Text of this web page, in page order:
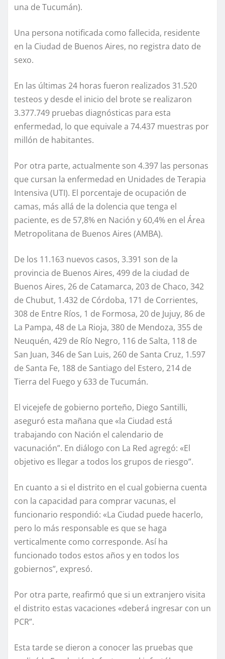
una de Tucumán).
Una persona notificada como fallecida, residente
en la Ciudad de Buenos Aires, no registra dato de
sexo.
En las últimas 24 horas fueron realizados 31.520
testeos y desde el inicio del brote se realizaron
3.377.749 pruebas diagnósticas para esta
enfermedad, lo que equivale a 74.437 muestras por
millón de habitantes.
Por otra parte, actualmente son 4.397 las personas
que cursan la enfermedad en Unidades de Terapia
Intensiva (UTI). El porcentaje de ocupación de
camas, más allá de la dolencia que tenga el
paciente, es de 57,8% en Nación y 60,4% en el Área
Metropolitana de Buenos Aires (AMBA).
De los 11.163 nuevos casos, 3.391 son de la
provincia de Buenos Aires, 499 de la ciudad de
Buenos Aires, 26 de Catamarca, 203 de Chaco, 342
de Chubut, 1.432 de Córdoba, 171 de Corrientes,
308 de Entre Ríos, 1 de Formosa, 20 de Jujuy, 86 de
La Pampa, 48 de La Rioja, 380 de Mendoza, 355 de
Neuquén, 429 de Río Negro, 116 de Salta, 118 de
San Juan, 346 de San Luis, 260 de Santa Cruz, 1.597
de Santa Fe, 188 de Santiago del Estero, 214 de
Tierra del Fuego y 633 de Tucumán.
El vicejefe de gobierno porteño, Diego Santilli,
aseguró esta mañana que «la Ciudad está
trabajando con Nación el calendario de
vacunación”. En diálogo con La Red agregó: «El
objetivo es llegar a todos los grupos de riesgo”.
En cuanto a si el distrito en el cual gobierna cuenta
con la capacidad para comprar vacunas, el
funcionario respondió: «La Ciudad puede hacerlo,
pero lo más responsable es que se haga
verticalmente como corresponde. Así ha
funcionado todos estos años y en todos los
gobiernos”, expresó.
Por otra parte, reafirmó que si un extranjero visita
el distrito estas vacaciones «deberá ingresar con un
PCR”.
Esta tarde se dieron a conocer las pruebas que